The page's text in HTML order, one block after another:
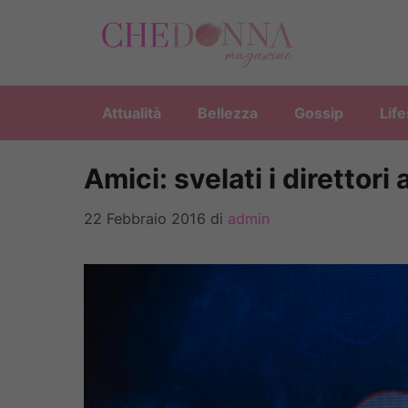
Attualità Bellezza Gossip
Amici: svelati i direttori
22 Febbraio 2016 di admin